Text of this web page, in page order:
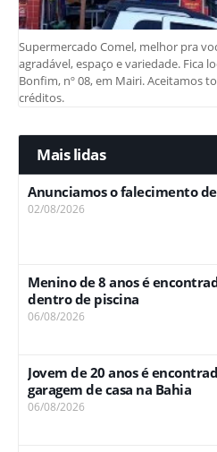
Supermercado Comel, melhor pra
agradável, espaço e variedade. Fica
Bonfim, nº 08, em Mairi. Aceitamos
créditos.
Mais lidas
Anunciamos o falecimento
02/08/2026
Menino de 8 anos é
dentro de piscina
06/08/2026
Jovem de 20 anos é
garagem de casa na Bahia
06/08/2026